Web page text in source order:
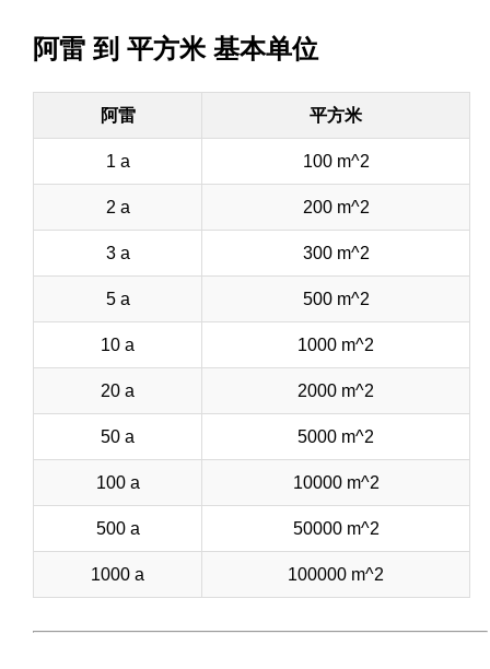
阿雷 到 平方米 基本单位
阿雷 平方米
1 a 100 m^2
2 a 200 m^2
3 a 300 m^2
5 a 500 m^2
10 a 1000 m^2
20 a 2000 m^2
50 a 5000 m^2
100 a 10000 m^2
500 a 50000 m^2
1000 a 100000 m^2